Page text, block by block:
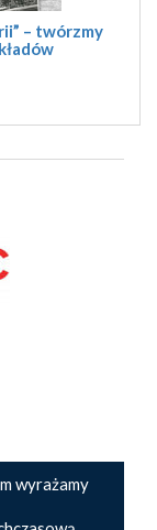
– twórzmy
wyrażamy